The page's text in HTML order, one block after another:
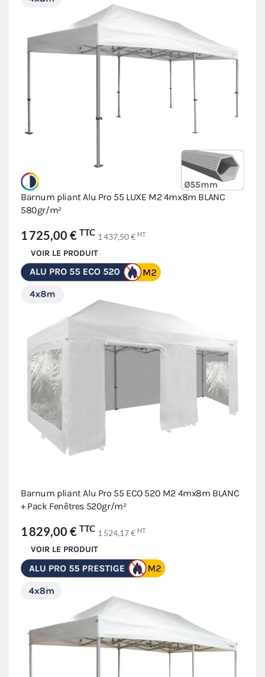
Barnum pliant Alu Pro 55 LUXE M2 4mx8m BLANC
580gr/m²
1 725,00 € TTC 1 437,50 € HT
VOIR LE PRODUIT
Barnum pliant Alu Pro 55 ECO 520 M2 4mx8m BLANC
+ Pack Fenêtres 520gr/m²
1 829,00 € TTC 1 524,17 € HT
VOIR LE PRODUIT